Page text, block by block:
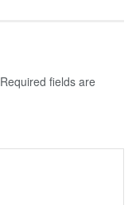
Required fields are